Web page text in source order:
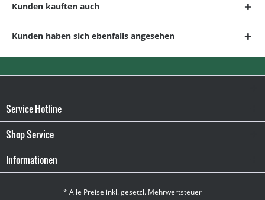
Kunden kauften auch
Kunden haben sich ebenfalls angesehen
Service Hotline
Shop Service
Informationen
* Alle Preise inkl. gesetzl. Mehrwertsteuer